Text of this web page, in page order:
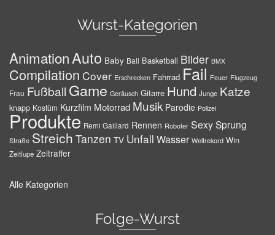
Wurst-Kategorien
AnimationAuto Baby Ball Basketball Bilder BMX
Compilation Cover Erschrecken Fahrrad Fail Feuer Flugzeug
Frau Fußball Game Geräusch Gitarre Hund Junge Katze
knapp Kostüm Kurzfilm Motorrad Musik Parodie Polizei
Produkte Remi Gaillard Rennen Roboter SexySprung
Straße Streich Tanzen TV Unfall Wasser Weltrekord Win
Zeitlupe Zeitraffer
Alle Kategorien
Folge-Wurst